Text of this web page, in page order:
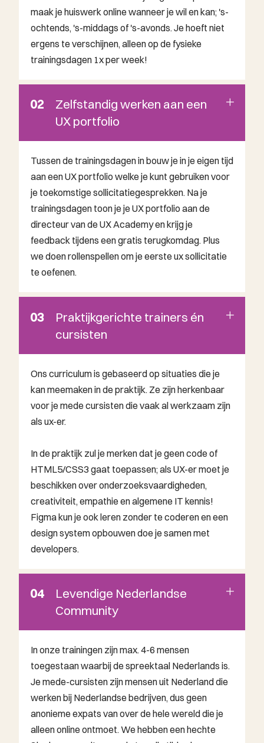
maak je huiswerk online wanneer je wil en kan; 's-
ochtends, 's-middags of 's-avonds. Je hoeft niet
ergens te verschijnen, alleen op de fysieke
trainingsdagen 1x per week!
02
Zelfstandig werken aan een
UX portfolio
Tussen de trainingsdagen in bouw je in je eigen tijd
aan een UX portfolio welke je kunt gebruiken voor
je toekomstige sollicitatiegesprekken. Na je
trainingsdagen toon je je UX portfolio aan de
directeur van de UX Academy en krijg je
feedback tijdens een gratis terugkomdag. Plus
we doen rollenspellen om je eerste ux sollicitatie
te oefenen.
03
Praktijkgerichte trainers én
cursisten
Ons curriculum is gebaseerd op situaties die je
kan meemaken in de praktijk. Ze zijn herkenbaar
voor je mede cursisten die vaak al werkzaam zijn
als ux-er.
In de praktijk zul je merken dat je geen code of
HTML5/CSS3 gaat toepassen; als UX-er moet je
beschikken over onderzoeksvaardigheden,
creativiteit, empathie en algemene IT kennis!
Figma kun je ook leren zonder te coderen en een
design system opbouwen doe je samen met
developers.
04
Levendige Nederlandse
Community
In onze trainingen zijn max. 4-6 mensen
toegestaan waarbij de spreektaal Nederlands is.
Je mede-cursisten zijn mensen uit Nederland die
werken bij Nederlandse bedrijven, dus geen
anonieme expats van over de hele wereld die je
alleen online ontmoet. We hebben een hechte